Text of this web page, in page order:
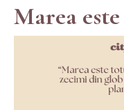
Marea